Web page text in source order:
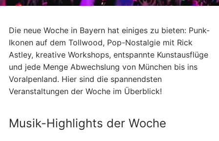
Die neue Woche in Bayern hat einiges zu bieten: Punk-
Ikonen auf dem Tollwood, Pop-Nostalgie mit Rick
Astley, kreative Workshops, entspannte Kunstausflüge
und jede Menge Abwechslung von München bis ins
Voralpenland. Hier sind die spannendsten
Veranstaltungen der Woche im Überblick!
Musik-Highlights der Woche